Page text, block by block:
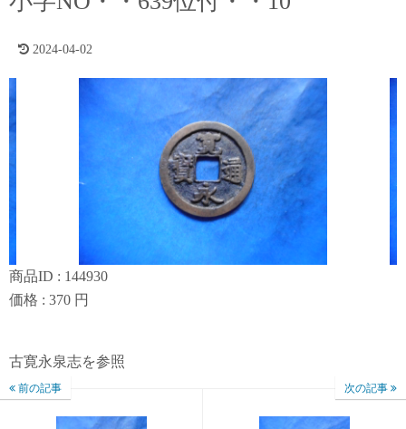
2024-04-02
商品ID : 144930
価格 : 370 円
古寛永泉志を参照
前の記事 次の記事